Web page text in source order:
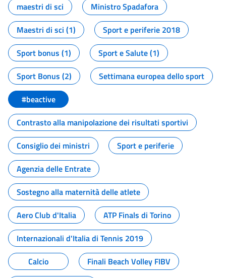
maestri di sci
Ministro Spadafora
Maestri di sci (1)
Sport e periferie 2018
Sport bonus (1)
Sport e Salute (1)
Sport Bonus (2)
Settimana europea dello sport
#beactive
Contrasto alla manipolazione dei risultati sportivi
Consiglio dei ministri
Sport e periferie
Agenzia delle Entrate
Sostegno alla maternità delle atlete
Aero Club d'Italia
ATP Finals di Torino
Internazionali d'Italia di Tennis 2019
Calcio
Finali Beach Volley FIBV